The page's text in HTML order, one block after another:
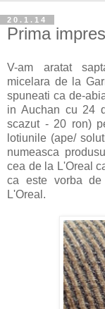
20.1.14
Prima
V-am aratat
micelara de la
spuneati ca de-
in Auchan cu 24
scazut - 20 ron)
lotiunile (ape/
numeasca
cea de la L'Oreal
ca este vorba
L'Oreal.